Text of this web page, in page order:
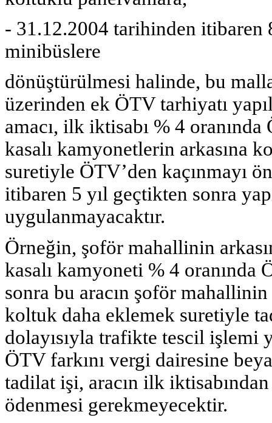
- 31.12.2004 tarihinden
minibüslere
dönüştürülmesi halinde, bu
üzerinden ek ÖTV tarhiyatı
amacı, ilk iktisabı % 4
kasalı kamyonetlerin arkasına
suretiyle ÖTV’den kaçınmayı
itibaren 5 yıl geçtikten sonra
uygulanmayacaktır.
Örneğin, şoför mahallinin
kasalı kamyoneti % 4 oranında
sonra bu aracın şoför mahallinin
koltuk daha eklemek suretiyle
dolayısıyla trafikte tescil işlemi
ÖTV farkını vergi dairesine
tadilat işi, aracın ilk
ödenmesi gerekmeyecektir.